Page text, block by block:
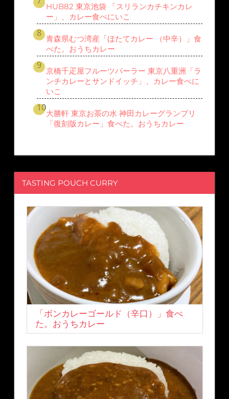
HUB82 東京池袋 「スリランカチキンカレ
ー」、カレー食べにいこ
青森県むつ湾産「ほたてカレー （中辛）」食
べた。おうちカレー
京橋千疋屋フルーツパーラー 東京八重洲「ラ
ンチカレーとサンドイッチ」、カレー食べに
いこ
大勝軒 東京お茶の水 神田カレーグランプリ
「復刻版カレー」食べた。おうちカレー
TASTING POUCH CURRY
「ボンカレーゴールド（辛口）」食べ
た。おうちカレー